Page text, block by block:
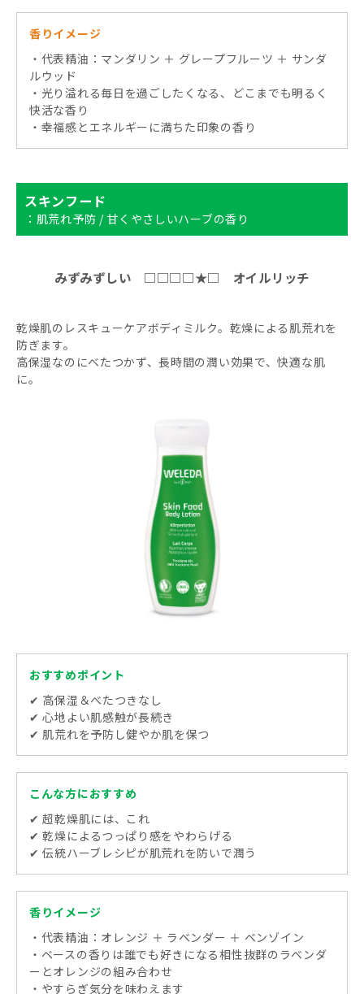
香りイメージ
・代表精油：マンダリン ＋ グレープフルーツ ＋ サンダ
ルウッド
・光り溢れる毎日を過ごしたくなる、どこまでも明るく
快活な香り
・幸福感とエネルギーに満ちた印象の香り
スキンフード
：肌荒れ予防 / 甘くやさしいハーブの香り
みずみずしい □□□□★□ オイルリッチ
乾燥肌のレスキューケアボディミルク。乾燥による肌荒れを
防ぎます。
高保湿なのにべたつかず、長時間の潤い効果で、快適な肌
に。
おすすめポイント
✔ 高保湿＆べたつきなし
✔ 心地よい肌感触が長続き
✔ 肌荒れを予防し健やか肌を保つ
こんな方におすすめ
✔ 超乾燥肌には、これ
✔ 乾燥によるつっぱり感をやわらげる
✔ 伝統ハーブレシピが肌荒れを防いで潤う
香りイメージ
・代表精油：オレンジ ＋ ラベンダー ＋ ベンゾイン
・ベースの香りは誰でも好きになる相性抜群のラベンダ
ーとオレンジの組み合わせ
・やすらぎ気分を味わえます